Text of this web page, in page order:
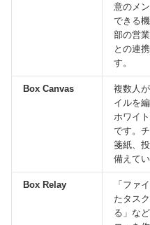
意のメ
できる
部の営
との連
す。
Box Canvas
複数人
イルを
ホワイ
です。
箋紙、
備えてい
Box Relay
「ファ
たタス
る」な